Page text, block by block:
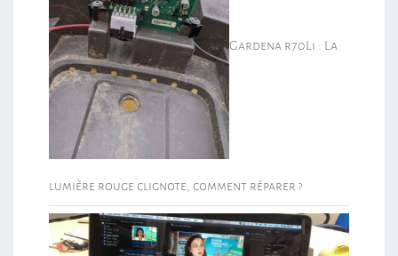
Gardena r70Li : La
lumière rouge clignote, comment réparer ?